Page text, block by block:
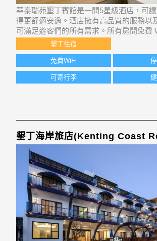
華泰瑞苑墾丁賓館是一間5星級酒店，可
得更舒適安逸。酒店擁有高品質的服務以
可滿足遊客們的所有需求。所有房間免費
台, 無障礙設施, 行李寄存, 公共 Wi-Fi等設
供住客使用。設計舒適，酒店所選客房內
無線網絡 (免
墾丁住宿
免費WiFi
可寄行李
墾丁海岸旅店(Kenting Coast